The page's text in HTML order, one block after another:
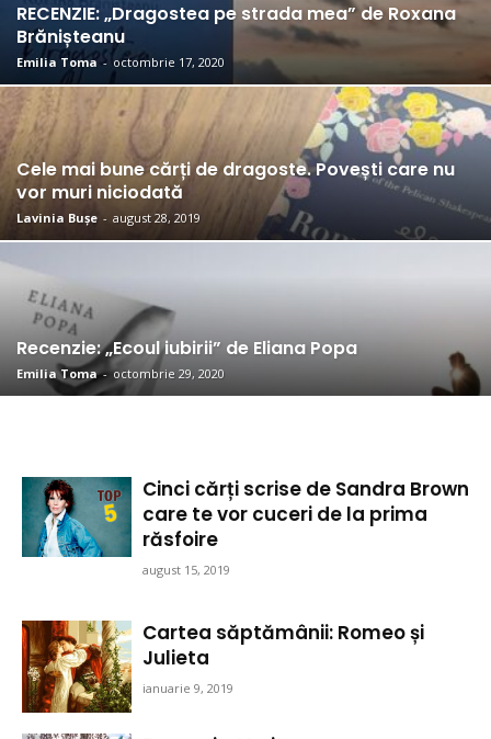
RECENZIE: „Dragostea pe strada mea” de Roxana
Brănișteanu
Emilia Toma - octombrie 17, 2020
Cele mai bune cărți de dragoste. Povești care nu
vor muri niciodată
Lavinia Bușe - august 28, 2019
Recenzie: „Ecoul iubirii” de Eliana Popa
Emilia Toma - octombrie 29, 2020
Cinci cărți scrise de Sandra Brown
care te vor cuceri de la prima
răsfoire
august 15, 2019
Cartea săptămânii: Romeo și
Julieta
ianuarie 9, 2019